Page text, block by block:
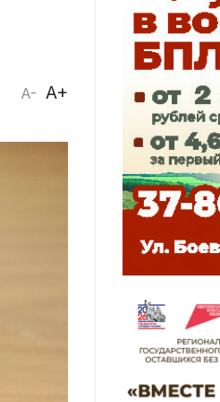
A- A+